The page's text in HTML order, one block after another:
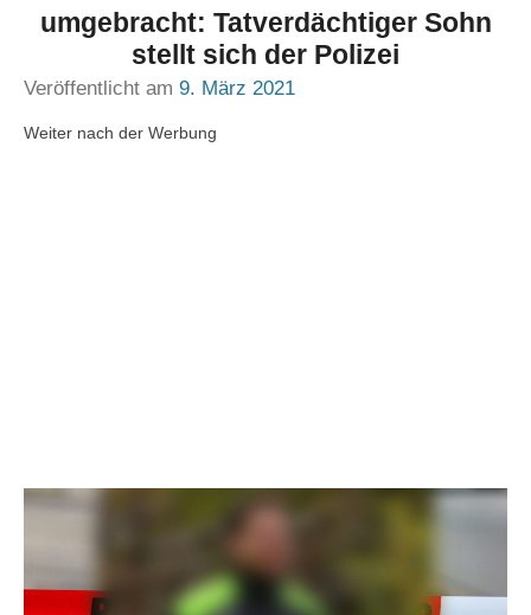
umgebracht: Tatverdächtiger Sohn
stellt sich der Polizei
Veröffentlicht am 9. März 2021
Weiter nach der Werbung